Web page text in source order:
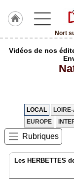
Nort
J'adhère
TvLocale
France
Accueil
Vidéos de nos
LOCAL
EUROPE
Rubriques
Les HERBETTES